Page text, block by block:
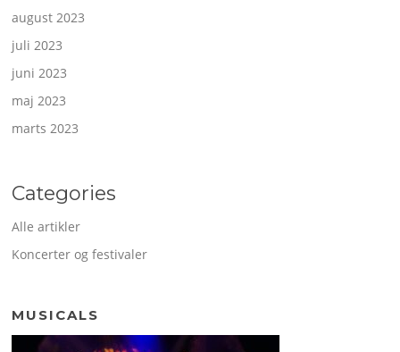
august 2023
juli 2023
juni 2023
maj 2023
marts 2023
Categories
Alle artikler
Koncerter og festivaler
MUSICALS